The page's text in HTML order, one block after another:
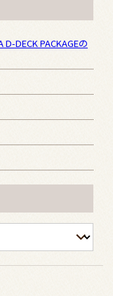
DECK PACKAGEの